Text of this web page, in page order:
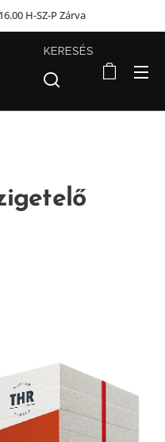
H-SZ-P Zárva
KERESÉS